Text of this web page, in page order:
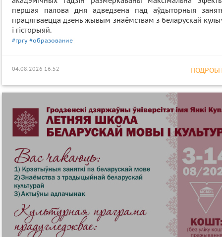
першая палова дня адведзена пад аўдыторныя
працягваецца дзень жывым знаёмствам з беларускай
і гісторыяй.
#гргу #образование
04.08.2026 16:52